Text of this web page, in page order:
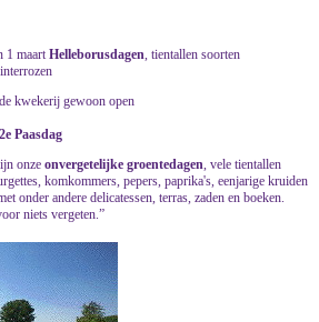
1 maart Helleborusdagen , tientallen soorten
kwekerij gewoon open
2e Paasdag
onze onvergetelijke groentedagen , vele tientallen
komkommers, pepers, paprika's, eenjarige kruiden
onder andere delicatessen, terras, zaden en boeken.
niets vergeten.”